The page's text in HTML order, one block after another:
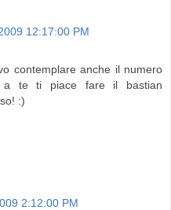
12:17:00 PM
contemplare anche il numero
te ti piace fare il bastian
:)
2:12:00 PM